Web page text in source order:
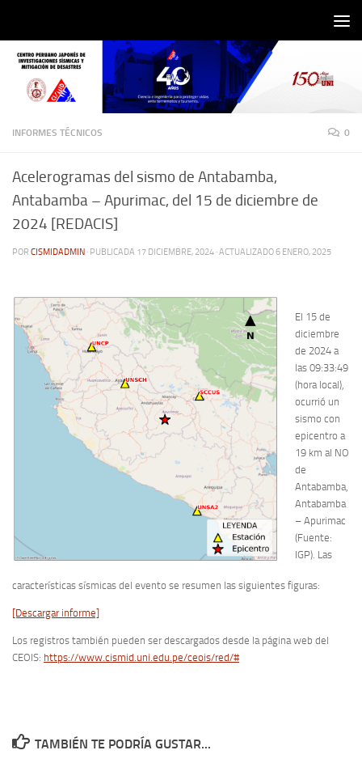
INFORMES TÉCNICOS 0
Acelerogramas del sismo de Antabamba,
Antabamba – Apurimac, del 15 de diciembre de
2024 [REDACIS]
POR CISMIDADMIN · PUBLICADA 17 DICIEMBRE, 2024 · ACTUALIZADO6 ENERO, 2025
El 15 de
diciembre
de 2024 a
las 09:33:49
(hora local),
ocurrió un
sismo con
epicentro a
19 km al NO
de
Antabamba,
Antabamba
– Apurimac
(Fuente:
IGP). Las
características sísmicas del evento se resumen las siguientes figuras:
[Descargar informe]
Los registros también pueden ser descargados desde la página web del
CEOIS: https://www.cismid.uni.edu.pe/ceois/red/#
TAMBIÉN TE PODRÍA GUSTAR...